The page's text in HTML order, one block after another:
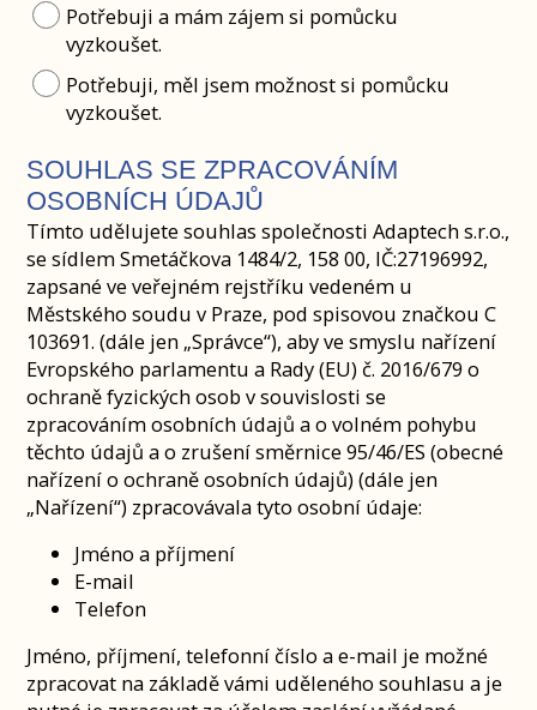
Potřebuji a mám zájem si pomůcku
vyzkoušet.
Potřebuji, měl jsem možnost si pomůcku
vyzkoušet.
SOUHLAS SE ZPRACOVÁNÍM
OSOBNÍCH ÚDAJŮ
Tímto udělujete souhlas společnosti Adaptech s.r.o.,
se sídlem Smetáčkova 1484/2, 158 00, IČ:27196992,
zapsané ve veřejném rejstříku vedeném u
Městského soudu v Praze, pod spisovou značkou C
103691. (dále jen „Správce“), aby ve smyslu nařízení
Evropského parlamentu a Rady (EU) č. 2016/679 o
ochraně fyzických osob v souvislosti se
zpracováním osobních údajů a o volném pohybu
těchto údajů a o zrušení směrnice 95/46/ES (obecné
nařízení o ochraně osobních údajů) (dále jen
„Nařízení“) zpracovávala tyto osobní údaje:
Jméno a příjmení
E-mail
Telefon
Jméno, příjmení, telefonní číslo a e-mail je možné
zpracovat na základě vámi uděleného souhlasu a je